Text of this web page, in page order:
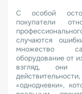
С особой
покупатели
случаются
множество
оборудование от
взгляд, они
«однодневки»,